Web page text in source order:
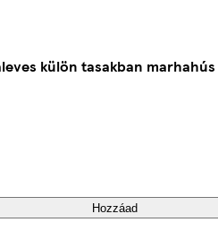
külön tasakban marhahús
Hozzáad